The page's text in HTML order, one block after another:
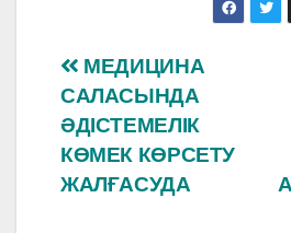
e
b
o
o
k
at
s
A
p
p
Навигация
по
записям
МЕДИЦИНА
САЛАСЫНДА
ӘДІСТЕМЕЛІК
КӨМЕК КӨРСЕТУ
ЖАЛҒАСУДА